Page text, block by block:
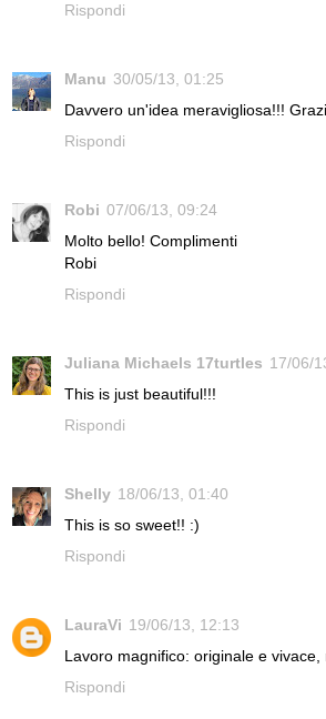
Rispondi
Manu 30/05/13, 01:25
Davvero un'idea meravigliosa!!!
Rispondi
Robi 07/06/13, 09:24
Molto bello! Complimenti
Robi
Rispondi
Juliana Michaels 17turtles 17/06/
This is just beautiful!!!
Rispondi
Shelly 18/06/13, 01:40
This is so sweet!! :)
Rispondi
LauraVi 19/06/13, 12:13
Lavoro magnifico: originale e vivace,
Rispondi